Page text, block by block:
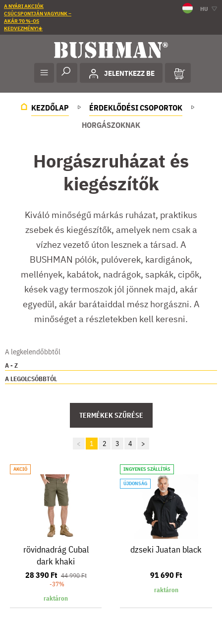
A NYÁRI AKCIÓK
CSÚCSPONTJÁN VAGYUNK –
AKÁR 70 %-OS
KEDVEZMÉNY!☀️
HU
JELENTKEZZ BE
KEZDŐLAP
ÉRDEKLŐDÉSI CSOPORTOK
HORGÁSZOKNAK
Horgászruházat és
kiegészítők
Kiváló minőségű márkás ruházat, praktikus
zsebek és kiegészítők, amelyek nem csak a
vízhez vezető úton lesznek a társad. A
BUSHMAN pólók, pulóverek, kardigánok,
mellények, kabátok, nadrágok, sapkák, cipők,
kések vagy termoszok jól jönnek majd, akár
egyedül, akár barátaiddal mész horgászni. A
minőséget a részletekben kell keresni.
A legkelendőbbtől
A - Z
A LEGOLCSÓBBTÓL
TERMÉKEK SZŰRÉSE
< 1 2 3 4 >
AKCIÓ
rövidnadrág Cubal
dark khaki
28 390 Ft 44 990 Ft
-37%
raktáron
INGYENES SZÁLLÍTÁS
ÚJDONSÁG
dzseki Juatan black
91 690 Ft
raktáron